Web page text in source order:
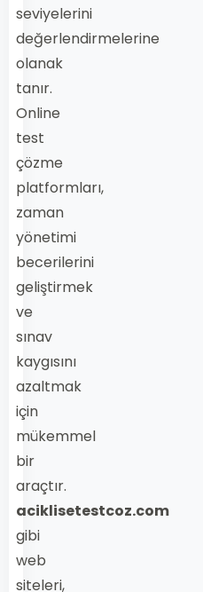
seviyelerini
değerlendirmelerine
olanak
tanır.
Online
test
çözme
platformları,
zaman
yönetimi
becerilerini
geliştirmek
ve
sınav
kaygısını
azaltmak
için
mükemmel
bir
araçtır.
aciklisetestcoz.com
gibi
web
siteleri,